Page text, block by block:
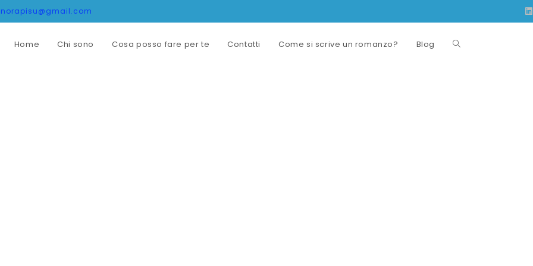
Home Chi sono Cosa posso fare per te Contatti Come si scrive un romanzo? Blog Attiva/disattiva